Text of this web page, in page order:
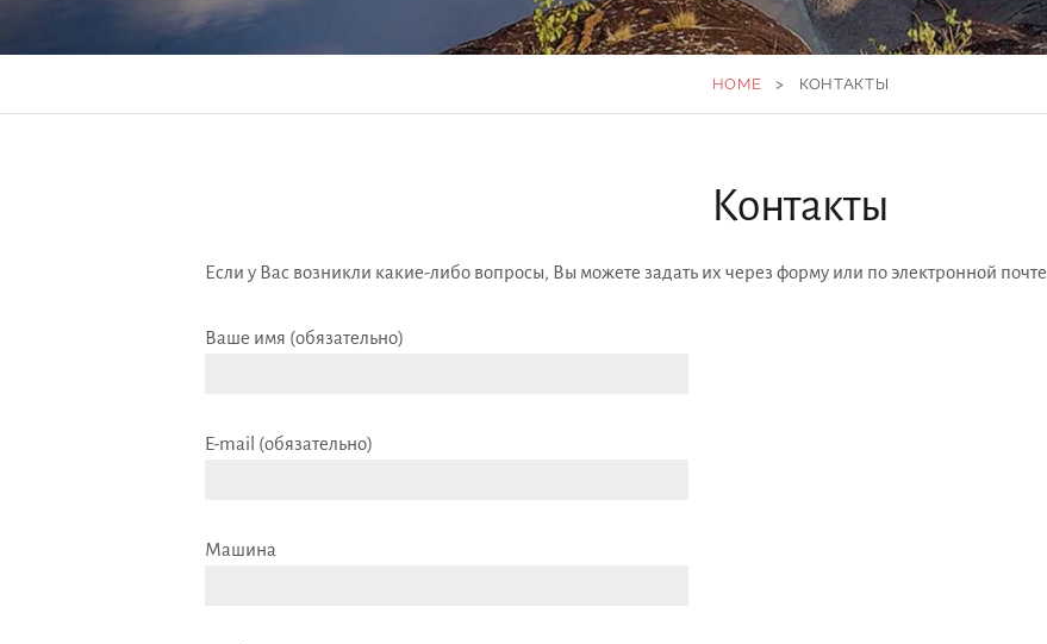
HOME > КОНТАКТЫ
Контакты
Если у Вас возникли какие-либо вопросы, Вы можете задать их через форму или по электронной почте.
Ваше имя (обязательно)
E-mail (обязательно)
Машина